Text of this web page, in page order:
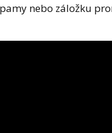
nebo záložku